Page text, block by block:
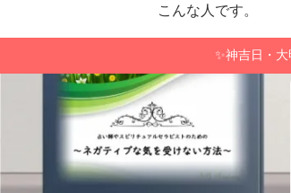
こんな人です。
✨神吉日・